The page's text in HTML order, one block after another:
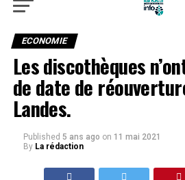
ECONOMIE
Les discothèques
de date de
Landes.
Published 5 ans ago on 11 mai 2021
By La rédaction